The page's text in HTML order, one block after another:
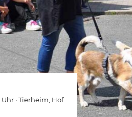
Uhr ·Tierheim , Hof